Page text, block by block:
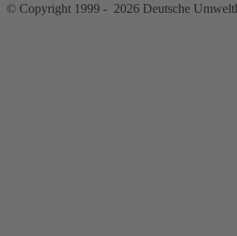
© Copyright 1999 - 2026 Deutsche